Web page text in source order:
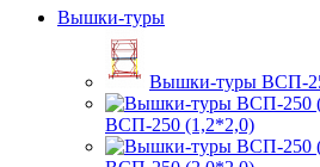
Вышки-туры
Вышки-туры ВСП-
ВСП-250 (1,2*2,0)